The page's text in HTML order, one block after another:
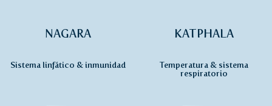
NAGARA
Sistema linfático & inmunidad
KATPHALA
Temperatura & sistema
respiratorio